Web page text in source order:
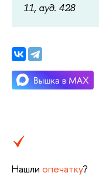
11, ауд. 428
Нашли опечатку?